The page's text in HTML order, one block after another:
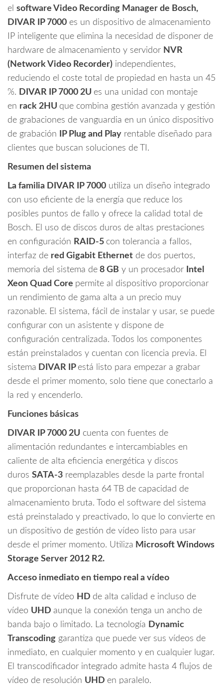
el software Video Recording Manager de Bosch,
DIVAR IP 7000 es un dispositivo de almacenamiento
IP inteligente que elimina la necesidad de disponer de
hardware de almacenamiento y servidor NVR
(Network Video Recorder) independientes,
reduciendo el coste total de propiedad en hasta un 45
%. DIVAR IP 7000 2U es una unidad con montaje
en rack 2HU que combina gestión avanzada y gestión
de grabaciones de vanguardia en un único dispositivo
de grabación
IP Plug and Play rentable diseñado para
clientes que buscan soluciones de TI.
Resumen del sistema
La familia DIVAR IP 7000 utiliza un diseño integrado
con uso eficiente de la energía que reduce los
posibles puntos de fallo y ofrece la calidad total de
Bosch. El uso de discos duros de altas prestaciones
en configuración RAID-5 con tolerancia a fallos,
interfaz de red Gigabit Ethernet de dos puertos,
memoria del sistema de 8 GB y un procesador
Intel
Xeon Quad Core permite al dispositivo proporcionar
un rendimiento de gama alta a un precio muy
razonable. El sistema, fácil de instalar y usar, se puede
configurar con un asistente y dispone de
configuración centralizada. Todos los componentes
están preinstalados y cuentan con licencia previa. El
sistema DIVAR IP está listo para empezar a grabar
desde el primer momento, solo tiene que conectarlo a
la red y encenderlo.
Funciones básicas
DIVAR IP 7000 2U cuenta con fuentes de
alimentación redundantes e intercambiables en
caliente de alta eficiencia energética y discos
duros SATA-3 reemplazables desde la parte frontal
que proporcionan hasta 64 TB de capacidad de
almacenamiento bruta. Todo el software del sistema
está preinstalado y preactivado, lo que lo convierte en
un dispositivo de gestión de vídeo listo para usar
desde el primer momento. Utiliza Microsoft Windows
Storage Server 2012 R2.
Acceso inmediato en tiempo real a vídeo
Disfrute de vídeo HD de alta calidad e incluso de
vídeo UHD aunque la conexión tenga un ancho de
banda bajo o limitado. La tecnología Dynamic
Transcoding garantiza que puede ver sus vídeos de
inmediato, en cualquier momento y en cualquier lugar.
El transcodificador integrado admite hasta 4 flujos de
vídeo de resolución UHD en paralelo.